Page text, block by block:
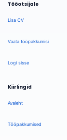
Tööotsijale
Lisa CV
Vaata tööpakkumisi
Logi sisse
Kiirlingid
Avaleht
Tööpakkumised